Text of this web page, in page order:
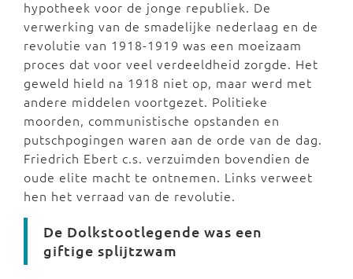
hypotheek voor de jonge republiek. De
verwerking van de smadelijke nederlaag en de
revolutie van 1918-1919 was een moeizaam
proces dat voor veel verdeeldheid zorgde. Het
geweld hield na 1918 niet op, maar werd met
andere middelen voortgezet. Politieke
moorden, communistische opstanden en
putschpogingen waren aan de orde van de dag.
Friedrich Ebert c.s. verzuimden bovendien de
oude elite macht te ontnemen. Links verweet
hen het verraad van de revolutie.
De Dolkstootlegende was een
giftige splijtzwam